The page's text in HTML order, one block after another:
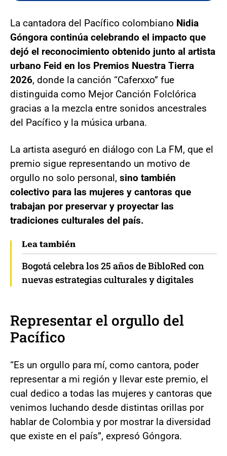
La cantadora del Pacífico colombiano Nidia
Góngora continúa celebrando el impacto que
dejó el reconocimiento obtenido junto al artista
urbano Feid en los Premios Nuestra Tierra
2026, donde la canción “Caferxxo” fue
distinguida como Mejor Canción Folclórica
gracias a la mezcla entre sonidos ancestrales
del Pacífico y la música urbana.
La artista aseguró en diálogo con La FM, que el
premio sigue representando un motivo de
orgullo no solo personal, sino también
colectivo para las mujeres y cantoras que
trabajan por preservar y proyectar las
tradiciones culturales del país.
Lea también
Bogotá celebra los 25 años de BibloRed con
nuevas estrategias culturales y digitales
Representar el orgullo del
Pacífico
“Es un orgullo para mí, como cantora, poder
representar a mi región y llevar este premio, el
cual dedico a todas las mujeres y cantoras que
venimos luchando desde distintas orillas por
hablar de Colombia y por mostrar la diversidad
que existe en el país”, expresó Góngora.